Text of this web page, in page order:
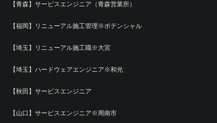
【青森】サービスエンジニア（青森営業所）
【福岡】リニューアル施工管理※ポテンシャル
【埼玉】リニューアル施工職※大宮
【埼玉】ハードウェアエンジニア※和光
【秋田】サービスエンジニア
【山口】サービスエンジニア※周南市